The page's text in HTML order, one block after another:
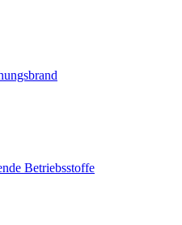
Betriebsstoffe